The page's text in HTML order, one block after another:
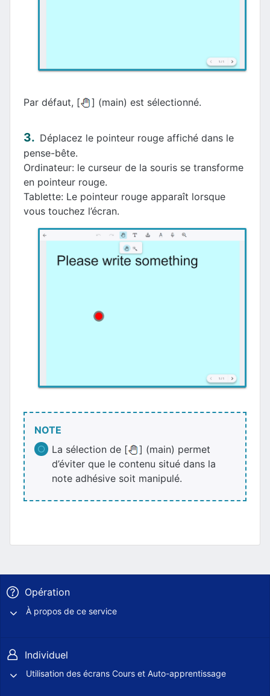
Par défaut, [ ] (main) est sélectionné.
Déplacez le pointeur rouge affiché dans le
pense-bête.
Ordinateur: le curseur de la souris se transforme
en pointeur rouge.
Tablette: Le pointeur rouge apparaît lorsque
vous touchez l’écran.
NOTE
La sélection de [
] (main) permet
d’éviter que le contenu situé dans la
note adhésive soit manipulé.
Opération
À propos de ce service
Individuel
Utilisation des écrans Cours et Auto-apprentissage